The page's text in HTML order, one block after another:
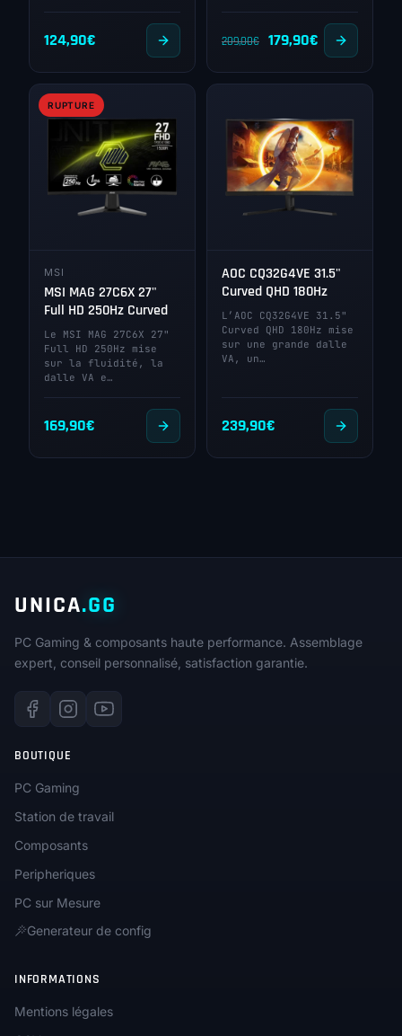
124,90€ 209,00€
Le
initial
était :
209,00€.
179,90€
prix
actuel
est :
179,90€.
RUPTURE
MSI
MSI MAG 27C6X 27"
Full HD 250Hz Curved
Le MSI MAG 27C6X 27"
Full HD 250Hz mise
sur la fluidité, la
dalle VA e…
169,90€
AOC CQ32G4VE 31.5"
Curved QHD 180Hz
L’AOC CQ32G4VE 31.5"
Curved QHD 180Hz mise
sur une grande dalle
VA, un…
239,90€
UNICA.GG
PC Gaming & composants haute performance. Assemblage
expert, conseil personnalisé, satisfaction garantie.
BOUTIQUE
PC Gaming
Station de travail
Composants
Peripheriques
PC sur Mesure
Generateur de config
INFORMATIONS
Mentions légales